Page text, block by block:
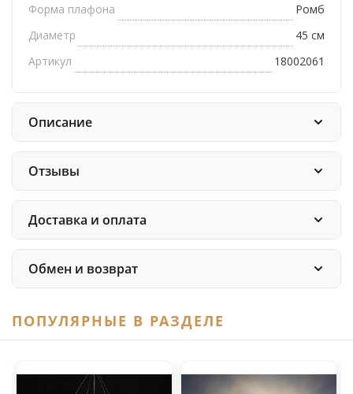
Форма плафона
Ромб
Диаметр
45 см
Артикул
18002061
Описание
Отзывы
Доставка и оплата
Обмен и возврат
ПОПУЛЯРНЫЕ В РАЗДЕЛЕ